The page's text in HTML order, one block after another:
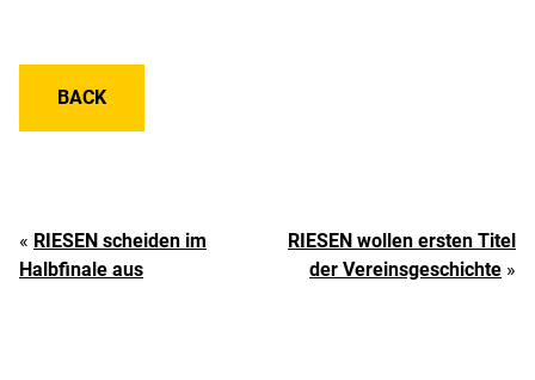
BACK
« RIESEN scheiden im
Halbfinale aus
RIESEN wollen ersten Titel
der Vereinsgeschichte »